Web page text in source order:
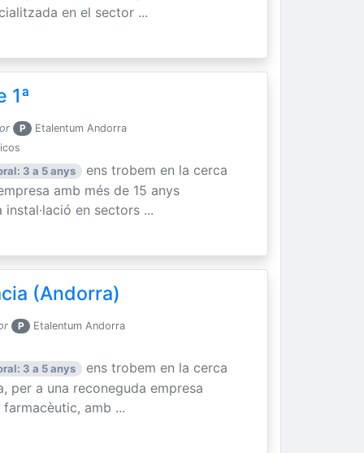
en el sector ...
1ª
P Etalentum Andorra
3 a 5 anys
ens trobem en la cerca
amb més de 15 anys
en sectors ...
(Andorra)
P Etalentum Andorra
3 a 5 anys
ens trobem en la cerca
per a una reconeguda empresa
amb ...